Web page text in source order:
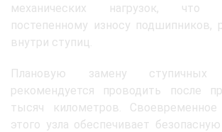
механических нагрузок,
постепенному износу подшипников,
внутри ступиц.
Плановую замену ступичных
рекомендуется проводить после
тысяч километров. Своевременное
этого узла обеспечивает